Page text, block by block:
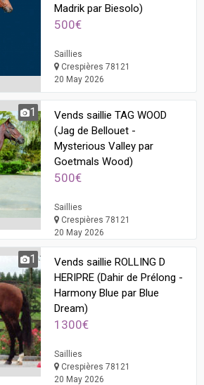
Madrik par Biesolo)
500€
Saillies
Crespières 78121
20 May 2026
1
Vends saillie TAG WOOD
(Jag de Bellouet -
Mysterious Valley par
Goetmals Wood)
500€
Saillies
Crespières 78121
20 May 2026
1
Vends saillie ROLLING D
HERIPRE (Dahir de Prélong -
Harmony Blue par Blue
Dream)
1300€
Saillies
Crespières 78121
20 May 2026